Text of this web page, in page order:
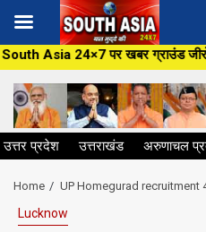
Skip
to
content
पर खबर ग्राउंड जीरो से, मंझे हुए
उत्तर प्रदेश उत्तराखंड अरुणाचल
Home UP Homegurad recruitment
Lucknow